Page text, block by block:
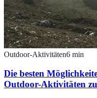
Outdoor-Aktivitäten6 min
Die besten
Outdoor-Aktivitäten